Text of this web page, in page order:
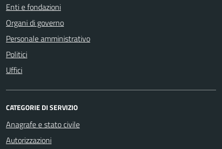
Enti e fondazioni
Organi di governo
Personale amministrativo
Politici
Uffici
CATEGORIE DI SERVIZIO
Anagrafe e stato civile
Autorizzazioni